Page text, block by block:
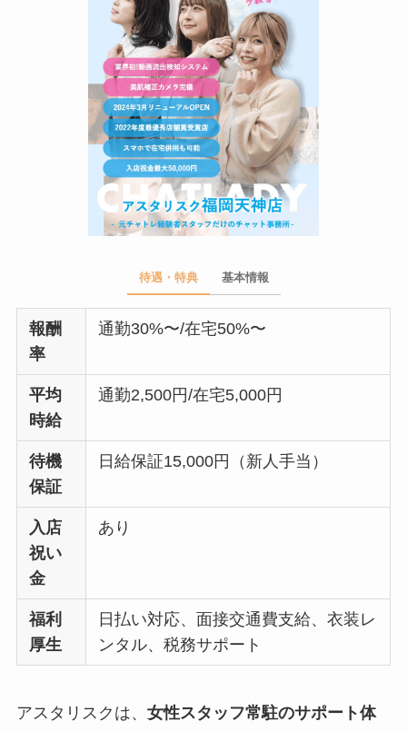
待遇・特典 基本情報
報酬
率
通勤30%〜/在宅50%〜
平均
時給
通勤2,500円/在宅5,000円
待機
保証
日給保証15,000円（新人手当）
入店
祝い
金
あり
福利
厚生
日払い対応、面接交通費支給、衣装レ
ンタル、税務サポート
アスタリスクは、 女性スタッフ常駐のサポート体